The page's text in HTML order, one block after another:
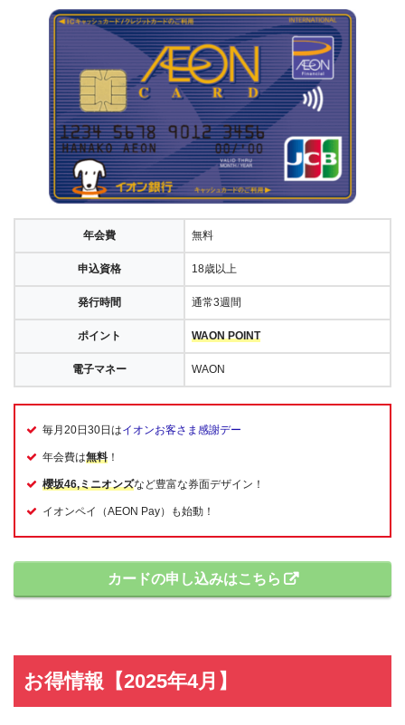
年会費 無料
申込資格 18歳以上
発行時間 通常3週間
ポイント WAON POINT
電子マネー WAON
毎月20日30日はイオンお客さま感謝デー
年会費は無料 ！
櫻坂46,ミニオンズなど豊富な券面デザイン！
イオンペイ（AEON Pay）も始動！
カードの申し込みはこちら
お得情報【2025年4月】